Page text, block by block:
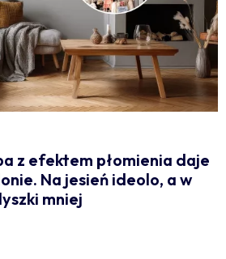
z efektem płomienia daje
Na jesień ideolo, a w
mniej